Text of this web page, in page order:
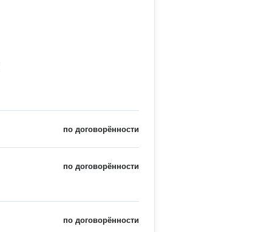
по договорённости
по договорённости
по договорённости